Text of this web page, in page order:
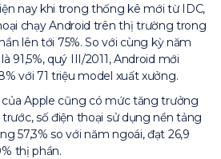
nay khi trong thống kê mới từ IDC,
chạy Android trên thị trường trong
lên tới 75%. So với cùng kỳ năm
91,5%, quý III/2011, Android mới
với 71 triệu model xuất xưởng.
của Apple cũng có mức tăng trưởng
số điện thoại sử dụng nền tảng
57,3% so với năm ngoái, đạt 26,9
thị phần.